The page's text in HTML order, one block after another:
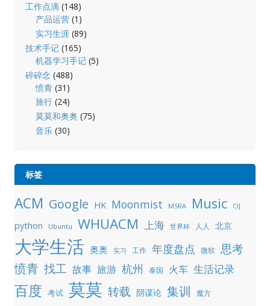
工作点滴(148)
产品运营 (1)
实习生涯 (89)
技术手记(165)
机器学习手记 (5)
碎碎念 (488)
愤青 (31)
旅行 (24)
莫莫和奥奥 (75)
音乐 (30)
标签
ACM Google HK Moonmist MSRA Music OJ
python Ubuntu WHUACM 上海 世界杯 人人 北京
大学生活 奥奥 实习 工作 年度盘点 微软 思考
愤青 找工 故事 旅游 杭州 泰国 火车 生活记录
百度 考试 莫莫 转载 阴谋论 集训 魔方